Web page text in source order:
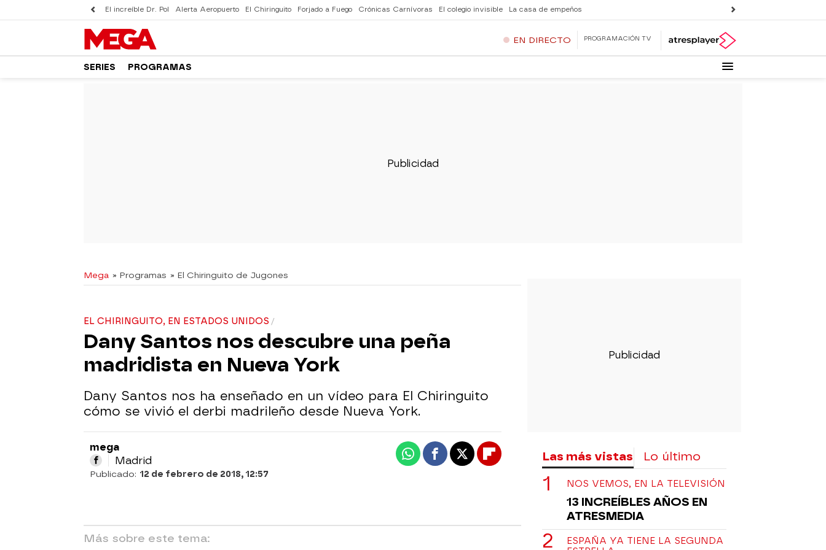
El increíble Dr. Pol Alerta Aeropuerto El Chiringuito Forjado a Fuego Crónicas Carnívoras El colegio invisible La casa de empeños
EN DIRECTO PROGRAMACIÓN TV
SERIES PROGRAMAS
Mega » Programas » El Chiringuito de Jugones
EL CHIRINGUITO, EN ESTADOS UNIDOS
Dany Santos nos descubre una peña
madridista en Nueva York
Dany Santos nos ha enseñado en un vídeo para El Chiringuito
cómo se vivió el derbi madrileño desde Nueva York.
mega
Madrid
Publicado: 12 de febrero de 2018, 12:57
WhatsappFacebook
X Flipboard
Más sobre este tema:
Las más vistas Lo último
NOS VEMOS, EN LA TELEVISIÓN
13 INCREÍBLES AÑOS EN
ATRESMEDIA
ESPAÑA YA TIENE LA SEGUNDA